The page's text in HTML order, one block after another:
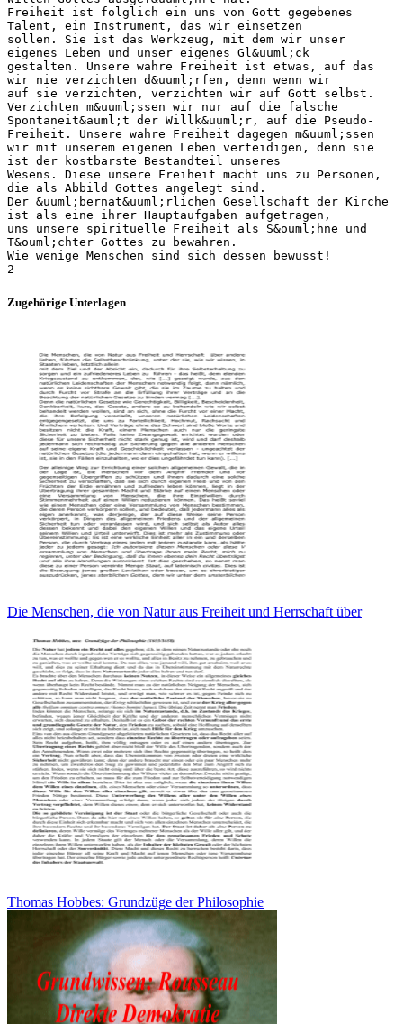
Freiheit ist folglich ein uns von Gott gegebenes
Talent, ein Instrument, das wir einsetzen
sollen. Sie ist das Werkzeug, mit dem wir unser
eigenes Leben und unser eigenes Gl&uuml;ck
gestalten. Unsere wahre Freiheit ist etwas, auf das
wir nie verzichten d&uuml;rfen, denn wenn wir
auf sie verzichten, verzichten wir auf Gott selbst.
Verzichten m&uuml;ssen wir nur auf die falsche
Spontaneit&auml;t der Willk&uuml;r, auf die Pseudo-
Freiheit. Unsere wahre Freiheit dagegen m&uuml;ssen
wir mit unserem eigenen Leben verteidigen, denn sie
ist der kostbarste Bestandteil unseres
Wesens. Diese unsere Freiheit macht uns zu Personen,
die als Abbild Gottes angelegt sind.
Der &uuml;bernat&uuml;rlichen Gesellschaft der Kirche
ist als eine ihrer Hauptaufgaben aufgetragen,
uns unsere spirituelle Freiheit als S&ouml;hne und
T&ouml;chter Gottes zu bewahren.
Wie wenige Menschen sind sich dessen bewusst!
Zugehörige Unterlagen
Die Menschen, die von Natur aus Freiheit und Herrschaft über
Thomas Hobbes: Grundzüge der Philosophie